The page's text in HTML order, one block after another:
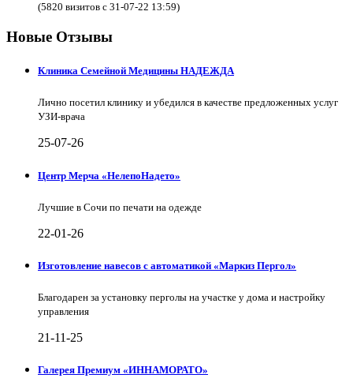
(5820 визитов с 31-07-22 13:59)
Новые Отзывы
Клиника Семейной Медицины НАДЕЖДА
Лично посетил клинику и убедился в качестве предложенных услуг
УЗИ-врача
25-07-26
Центр Мерча «НелепоНадето»
Лучшие в Сочи по печати на одежде
22-01-26
Изготовление навесов с автоматикой «Маркиз Пергол»
Благодарен за установку перголы на участке у дома и настройку
управления
21-11-25
Галерея Премиум «ИННАМОРАТО»